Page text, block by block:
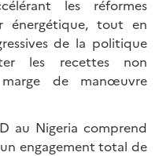
les réformes
énergétique, tout en
de la politique
les recettes non
de manœuvre
au Nigeria comprend
engagement total de